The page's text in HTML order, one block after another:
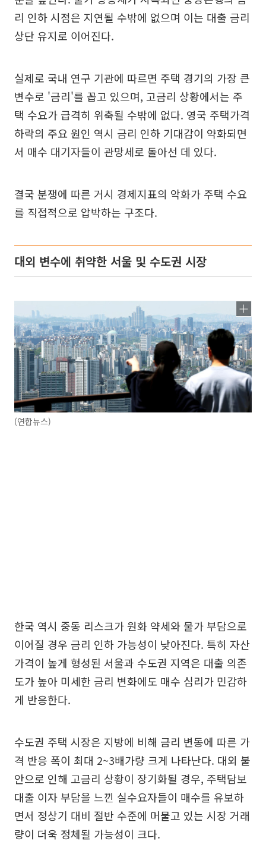
리 인하 시점은 지연될 수밖에 없으며 이는 대출 금리
상단 유지로 이어진다.
실제로 국내 연구 기관에 따르면 주택 경기의 가장 큰
변수로 '금리'를 꼽고 있으며, 고금리 상황에서는 주
택 수요가 급격히 위축될 수밖에 없다. 영국 주택가격
하락의 주요 원인 역시 금리 인하 기대감이 약화되면
서 매수 대기자들이 관망세로 돌아선 데 있다.
결국 분쟁에 따른 거시 경제지표의 악화가 주택 수요
를 직접적으로 압박하는 구조다.
대외 변수에 취약한 서울 및 수도권 시장
(연합뉴스)
한국 역시 중동 리스크가 원화 약세와 물가 부담으로
이어질 경우 금리 인하 가능성이 낮아진다. 특히 자산
가격이 높게 형성된 서울과 수도권 지역은 대출 의존
도가 높아 미세한 금리 변화에도 매수 심리가 민감하
게 반응한다.
수도권 주택 시장은 지방에 비해 금리 변동에 따른 가
격 반응 폭이 최대 2~3배가량 크게 나타난다. 대외 불
안으로 인해 고금리 상황이 장기화될 경우, 주택담보
대출 이자 부담을 느낀 실수요자들이 매수를 유보하
면서 정상기 대비 절반 수준에 머물고 있는 시장 거래
량이 더욱 정체될 가능성이 크다.